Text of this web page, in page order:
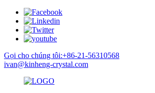
Gọi cho chúng tôi:+86-21-56310568
ivan@kinheng-crystal.com